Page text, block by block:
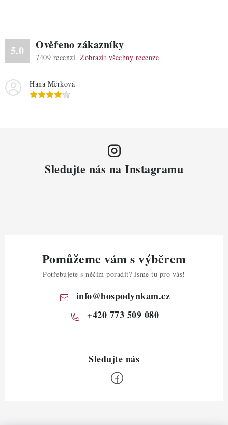
5.0 Ověřeno zákazníky
7409 recenzí. Zobrazit všechny recenze
Hana Měrková
Sledujte nás na Instagramu
Pomůžeme vám s výběrem
Potřebujete s něčím poradit? Jsme tu pro vás!
info@hospodynkam.cz
+420 773 509 080